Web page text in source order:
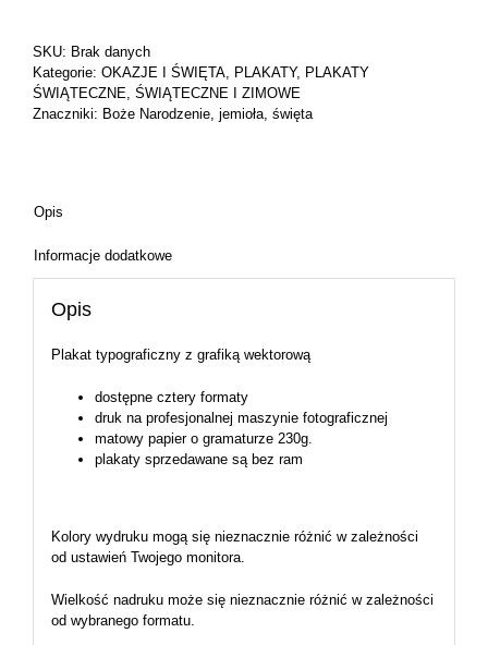
SKU: Brak danych
Kategorie: OKAZJE I ŚWIĘTA PLAKATY, PLAKATY
ŚWIĄTECZNE ŚWIĄTECZNE I ZIMOWE
Znaczniki: Boże Narodzenie jemioła święta
Opis
Informacje dodatkowe
Opis
Plakat typograficzny z grafiką wektorową
dostępne cztery formaty
druk na profesjonalnej maszynie fotograficznej
matowy papier o gramaturze 230g.
plakaty sprzedawane są bez ram
Kolory wydruku mogą się nieznacznie różnić w zależności
od ustawień Twojego monitora.
Wielkość nadruku może się nieznacznie różnić w zależności
od wybranego formatu.